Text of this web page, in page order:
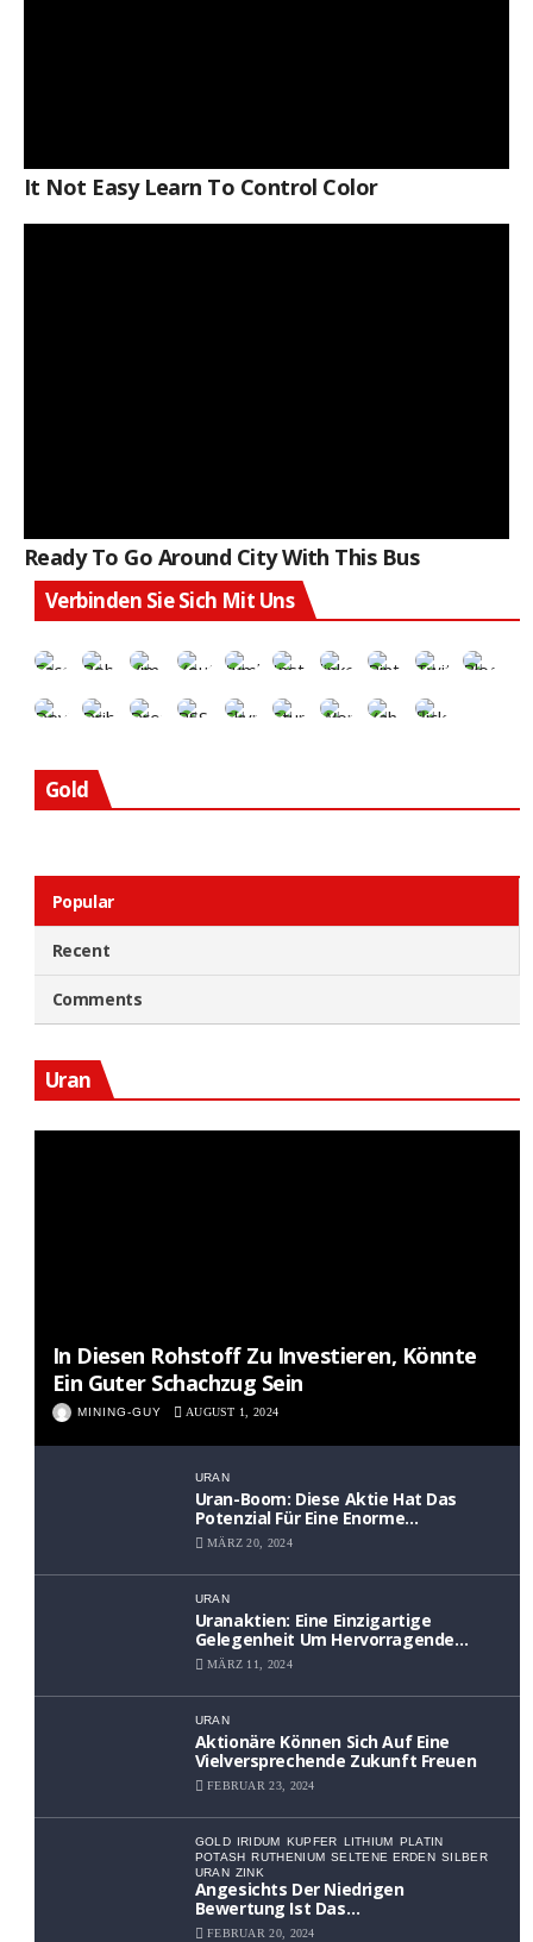
It Not Easy Learn To Control Color
Ready To Go Around City With This Bus
Verbinden Sie Sich Mit Uns
Gold
Popular
Recent
Comments
Uran
In Diesen Rohstoff Zu Investieren, Könnte
Ein Guter Schachzug Sein
MINING-GUY AUGUST 1, 2024
URAN
Uran-Boom: Diese Aktie Hat Das
Potenzial Für Eine Enorme
Wertsteigerung
MÄRZ 20, 2024
URAN
Uranaktien: Eine Einzigartige
Gelegenheit Um Hervorragende
Renditen Zu Erzielen
MÄRZ 11, 2024
URAN
Aktionäre Können Sich Auf Eine
Vielversprechende Zukunft Freuen
FEBRUAR 23, 2024
GOLD IRIDUM KUPFER LITHIUM
PLATIN
POTASH
RUTHENIUM SELTENE ERDEN SILBER
URAN ZINK
Angesichts Der Niedrigen
Bewertung Ist Das
Aufwärtspotenzial Erheblich
FEBRUAR 20, 2024